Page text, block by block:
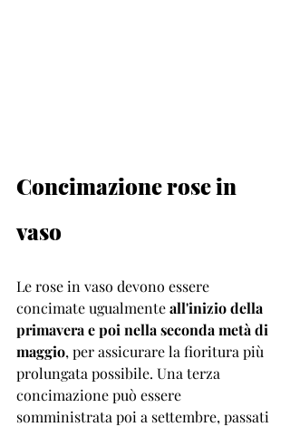
Concimazione rose in
vaso
Le rose in vaso devono essere
concimate ugualmente all'inizio della
primavera e poi nella seconda metà di
maggio, per assicurare la fioritura più
prolungata possibile. Una terza
concimazione può essere
somministrata poi a settembre, passati